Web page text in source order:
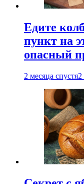
Едите
пункт на
опасный
2 месяца спустя2